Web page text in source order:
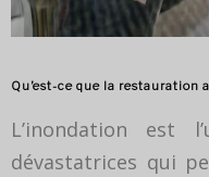
Qu’est-ce que la restauration
L’inondation est
dévastatrices qui